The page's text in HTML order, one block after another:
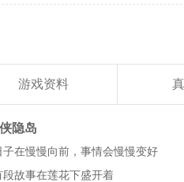
游戏资料
隐岛
子在慢慢向前，事情会慢慢变好
段故事在莲花下盛开着